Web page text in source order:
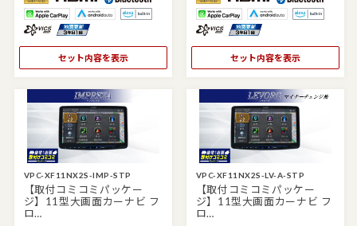
セット内容を表示 セット内容を表示
VPC-XF11NX2S-IMP-STP
【取付コミコミパッケー
ジ】11型大画面カーナビ フ
ロ…
VPC-XF11NX2S-LV-A-STP
【取付コミコミパッケー
ジ】11型大画面カーナビ フ
ロ…